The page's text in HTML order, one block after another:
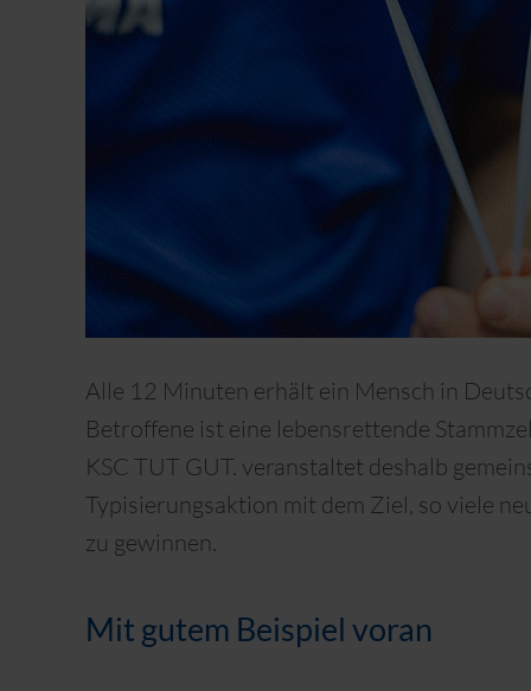
Alle 12 Minuten erhält ein Mensch in
Betroffene ist eine lebensrettende
KSC TUT GUT. veranstaltet deshalb
Typisierungsaktion mit dem Ziel, so viele
zu gewinnen.
Mit gutem Beispiel voran